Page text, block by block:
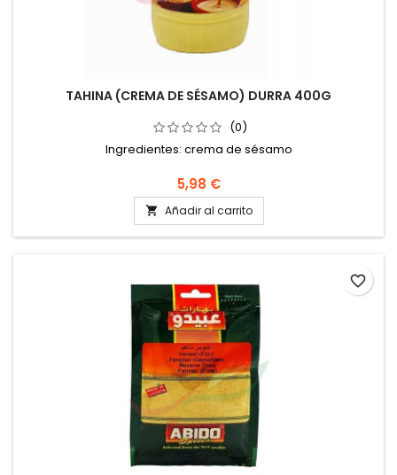
TAHINA (CREMA DE SÉSAMO) DURRA 400G
(0)
Ingredientes: crema de sésamo
5,98 €
 Añadir al carrito
favorite_border